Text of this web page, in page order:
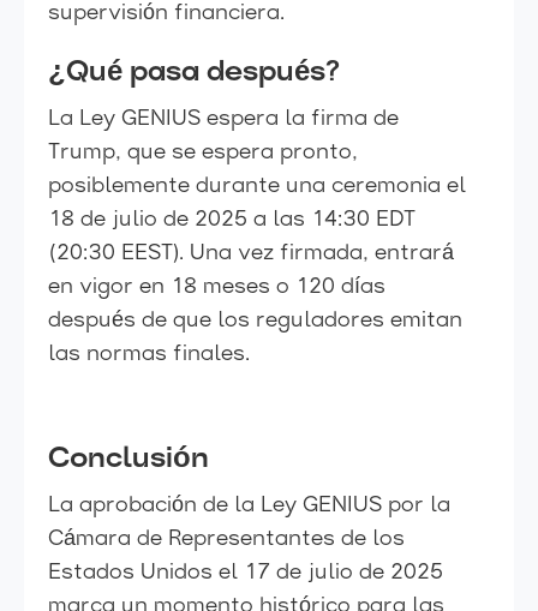
supervisión financiera.
¿Qué pasa después?
La Ley GENIUS espera la firma de
Trump, que se espera pronto,
posiblemente durante una ceremonia el
18 de julio de 2025 a las 14:30 EDT
(20:30 EEST). Una vez firmada, entrará
en vigor en 18 meses o 120 días
después de que los reguladores emitan
las normas finales.
Conclusión
La aprobación de la Ley GENIUS por la
Cámara de Representantes de los
Estados Unidos el 17 de julio de 2025